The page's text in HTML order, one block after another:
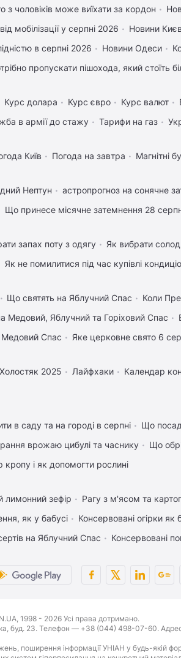
з чоловіків може виїхати за кордон
мобілізації у серпні 2026
Новини
в серпні 2026
Новини Одеси
пропускати пішохода, який стоїть
Курс долара Курс євро Курс валют
в армії до стажу
Тарифи на газ
Київ Погода на завтра Магнітні
Нептун астропрогноз на сонячне
Що принесе місячне затемнення 28
запах поту з одягу Як вибрати
Як не помилитися під час купівлі
Що святять на Яблучний Спас Коли
Медовий, Яблучний та Горіховий Спас
Медовий Спас
Яке церковне свято 6
Холостяк 2025 Лайфхаки Календар
в саду та на городі в серпні Що
врожаю цибулі та часнику
Що
кропу і як допомогти рослині
лимонний зефір Рагу з м'ясом та
як у бабусі
Консервовані огірки як
на Яблучний Спас
Консервовані
1998 - 2026 Усі права дотримано.
буд. 23. Телефон — +38 (044) 498-07-60.
поширення інформації УНІАН у будь-якій